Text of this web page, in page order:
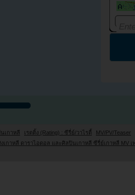
เกาหลี เรตติ้ง (Rating) : ซีรี่ย์/วาไรตี้
MV/PV/Teaser
งเกาหลี ดาราไอดอล และศิลปินเกาหลี ซีรี่ย์เกาหลี MV